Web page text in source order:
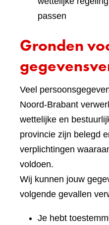
passen
Gronden
Veel
Noord-Brabant
wettelijke en
provincie zijn belegd
verplichtingen
voldoen.
Wij kunnen jouw
volgende gevallen
Je hebt